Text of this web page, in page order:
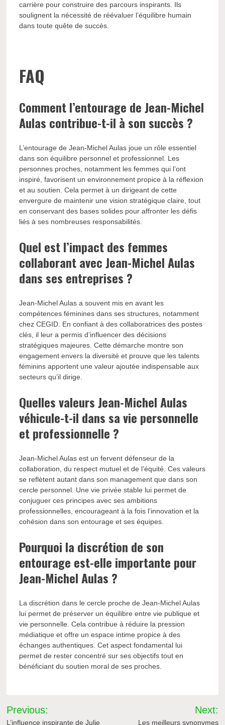
carrière pour construire des parcours inspirants. Ils
soulignent la nécessité de réévaluer l’équilibre humain
dans toute quête de succès.
FAQ
Comment l’entourage de Jean-Michel
Aulas contribue-t-il à son succès ?
L’entourage de Jean-Michel Aulas joue un rôle essentiel
dans son équilibre personnel et professionnel. Les
personnes proches, notamment les femmes qui l’ont
inspiré, favorisent un environnement propice à la réflexion
et au soutien. Cela permet à un dirigeant de cette
envergure de maintenir une vision stratégique claire, tout
en conservant des bases solides pour affronter les défis
liés à ses nombreuses responsabilités.
Quel est l’impact des femmes
collaborant avec Jean-Michel Aulas
dans ses entreprises ?
Jean-Michel Aulas a souvent mis en avant les
compétences féminines dans ses structures, notamment
chez CEGID. En confiant à des collaboratrices des postes
clés, il leur a permis d’influencer des décisions
stratégiques majeures. Cette démarche montre son
engagement envers la diversité et prouve que les talents
féminins apportent une valeur ajoutée indispensable aux
secteurs qu’il dirige.
Quelles valeurs Jean-Michel Aulas
véhicule-t-il dans sa vie personnelle
et professionnelle ?
Jean-Michel Aulas est un fervent défenseur de la
collaboration, du respect mutuel et de l’équité. Ces valeurs
se reflètent autant dans son management que dans son
cercle personnel. Une vie privée stable lui permet de
conjuguer ces principes avec ses ambitions
professionnelles, encourageant à la fois l’innovation et la
cohésion dans son entourage et ses équipes.
Pourquoi la discrétion de son
entourage est-elle importante pour
Jean-Michel Aulas ?
La discrétion dans le cercle proche de Jean-Michel Aulas
lui permet de préserver un équilibre entre vie publique et
vie personnelle. Cela contribue à réduire la pression
médiatique et offre un espace intime propice à des
échanges authentiques. Cet aspect fondamental lui
permet de rester concentré sur ses objectifs tout en
bénéficiant du soutien moral de ses proches.
Navigation
Previous:
L’influence inspirante de Julie
Next:
Les meilleurs synonymes